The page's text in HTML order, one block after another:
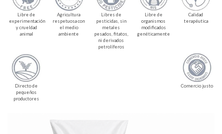
Libre de
experimentación
y crueldad
animal
Agricultura
respetuosa con
el medio
ambiente
Libres de
pesticidas, sin
metales
pesados, fitatos,
ni derivados
petrolíferos
Libre de
organismos
modificados
genéticamente
Calidad
terapéutica
Directo de
pequeños
productores
Comercio justo